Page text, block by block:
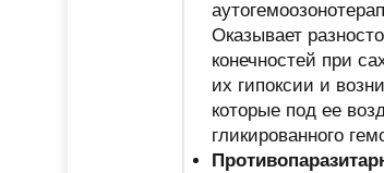
Оказывает
конечностей при
их гипоксии и
которые под ее
гликированного